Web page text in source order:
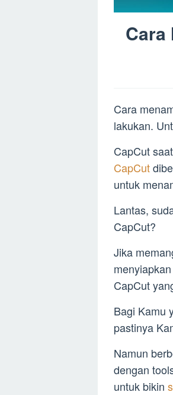
Cara
Cara
lakukan.
CapCut
CapCut
untuk
Lantas,
CapCut?
Jika
CapCut
Bagi Kamu
pastinya
Namun
dengan
untuk bikin